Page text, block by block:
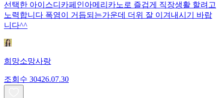
선택한 아이스디카페인아메리카노로 즐겁게 직장생활 할려고
노력합니다 폭염이 거듭되는가운데 더위 잘 이겨내시기 바랍
니다^^
희망소망사랑
조회수 30426.07.30